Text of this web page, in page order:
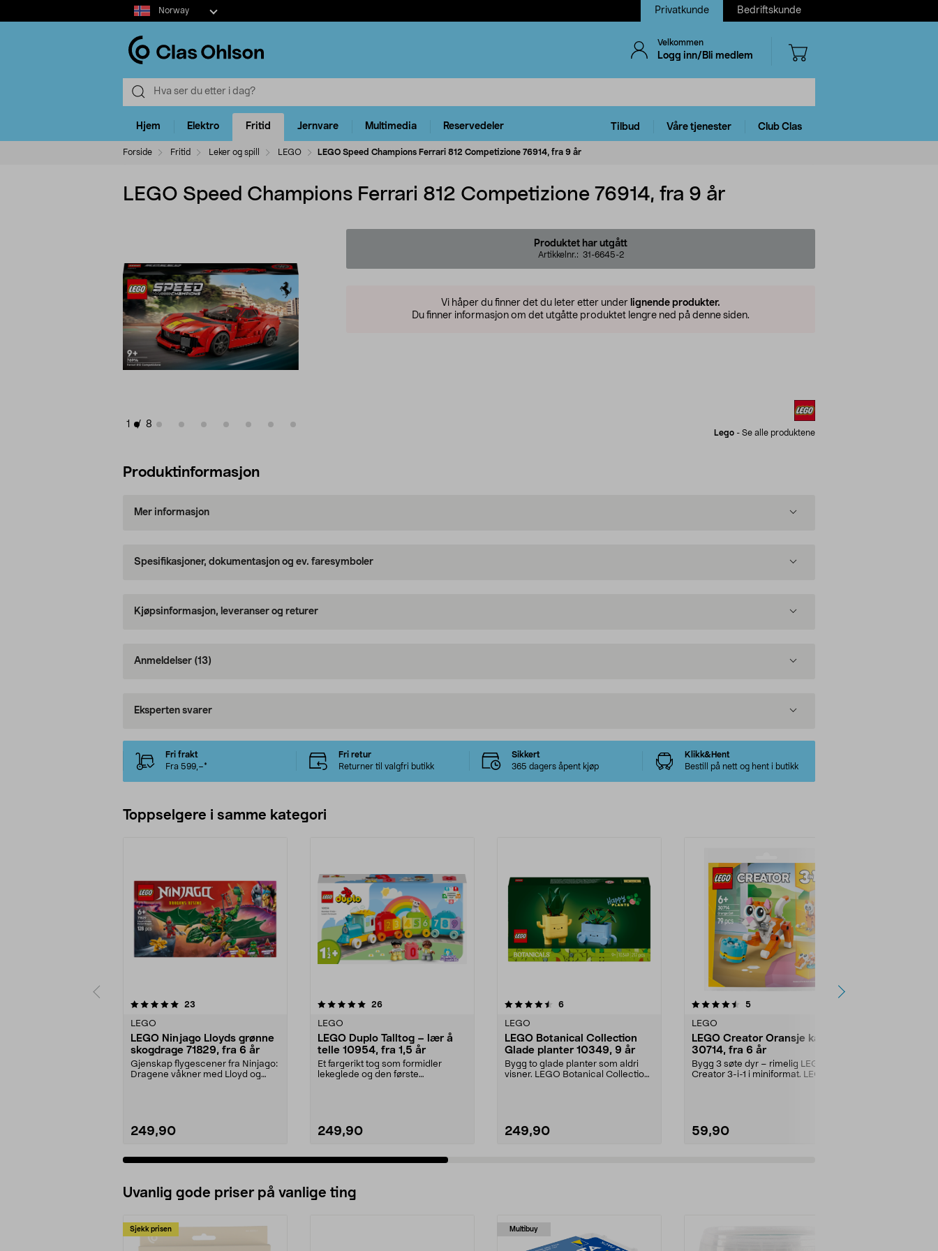
Select
market
Norway Privatkunde Bedriftskunde
Velkommen
Logg inn/Bli medlem
Hjem Elektro Fritid Jernvare Multimedia Reservedeler Tilbud Våre tjenester Club Clas
Forside Fritid Leker og spill LEGO LEGO Speed Champions Ferrari 812 Competizione 76914, fra 9 år
LEGO Speed Champions Ferrari 812 Competizione 76914, fra 9 år
1 / 8
Produktet har utgått
Artikkelnr.: 31-6645-2
Vi håper du finner det du leter etter under lignende produkter.
Du finner informasjon om det utgåtte produktet lengre ned på denne siden.
Lego - Se alle produktene
Produktinformasjon
Mer informasjon
Spesifikasjoner, dokumentasjon og ev. faresymboler
Kjøpsinformasjon, leveranser og returer
Anmeldelser (13)
Eksperten svarer
Fri frakt
Fra 599,–*
Fri retur
Returner til valgfri butikk
Sikkert
365 dagers åpent kjøp
Klikk&Hent
Bestill på nett og hent i butikk
Toppselgere i samme kategori
23
LEGO
LEGO Ninjago Lloyds grønne
skogdrage 71829, fra 6 år
Gjenskap flygescener fra Ninjago:
Dragene våkner med Lloyd og
249,90
5.0 av 5 stjerner 26anmeldelser
LEGO
LEGO Duplo Talltog – lær å
telle 10954, fra 1,5 år
Et fargerikt tog som formidler
lekeglede og den første
249,90
4.5 av 5 stjerner 6anmeldelser
LEGO
LEGO Botanical Collection
Glade planter 10349, 9 år
Bygg to glade planter som aldri
visner. LEGO Botanical Collection
249,90
4.5 av 5 stjerner 5anmeldelser
LEGO
LEGO Creator Oransje katt
30714, fra 6 år
Bygg 3 søte dyr – rimelig LEGO
Creator 3-i-1 i miniformat. LEGO
59,90
0.0 av 5 stjerner
Uvanlig gode priser på vanlige ting
Sjekk prisen Multibuy